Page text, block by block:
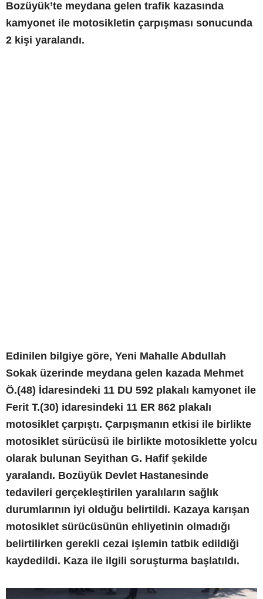
Bozüyük’te meydana gelen trafik kazasında
kamyonet ile motosikletin çarpışması sonucunda
2 kişi yaralandı.
Edinilen bilgiye göre, Yeni Mahalle Abdullah
Sokak üzerinde meydana gelen kazada Mehmet
Ö.(48) İdaresindeki 11 DU 592 plakalı kamyonet ile
Ferit T.(30) idaresindeki 11 ER 862 plakalı
motosiklet çarpıştı. Çarpışmanın etkisi ile birlikte
motosiklet sürücüsü ile birlikte motosiklette yolcu
olarak bulunan Seyithan G. Hafif şekilde
yaralandı. Bozüyük Devlet Hastanesinde
tedavileri gerçekleştirilen yaralıların sağlık
durumlarının iyi olduğu belirtildi. Kazaya karışan
motosiklet sürücüsünün ehliyetinin olmadığı
belirtilirken gerekli cezai işlemin tatbik edildiği
kaydedildi. Kaza ile ilgili soruşturma başlatıldı.